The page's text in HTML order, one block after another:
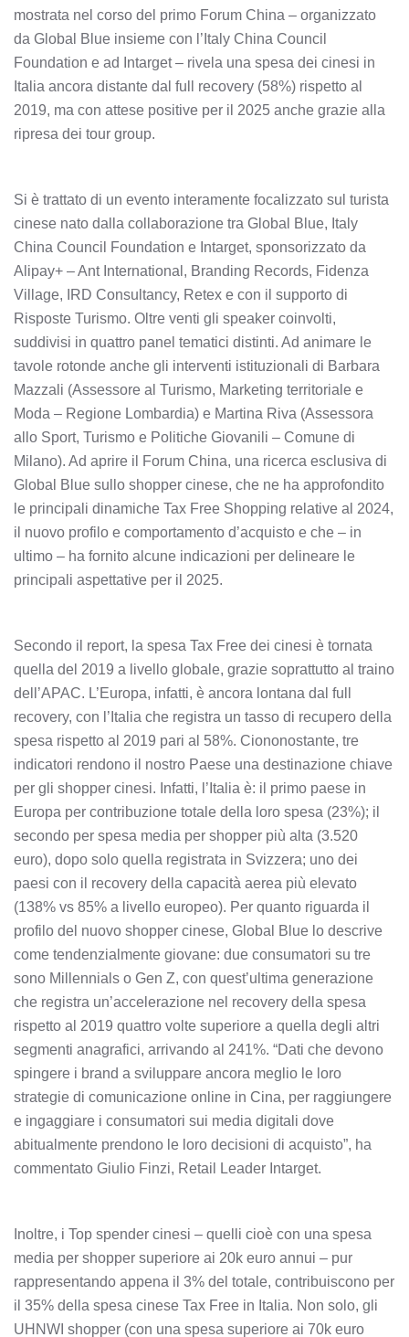
mostrata nel corso del primo Forum China – organizzato
da Global Blue insieme con l’Italy China Council
Foundation e ad Intarget – rivela una spesa dei cinesi in
Italia ancora distante dal full recovery (58%) rispetto al
2019, ma con attese positive per il 2025 anche grazie alla
ripresa dei tour group.
Si è trattato di un evento interamente focalizzato sul turista
cinese nato dalla collaborazione tra Global Blue, Italy
China Council Foundation e Intarget, sponsorizzato da
Alipay+ – Ant International, Branding Records, Fidenza
Village, IRD Consultancy, Retex e con il supporto di
Risposte Turismo. Oltre venti gli speaker coinvolti,
suddivisi in quattro panel tematici distinti. Ad animare le
tavole rotonde anche gli interventi istituzionali di Barbara
Mazzali (Assessore al Turismo, Marketing territoriale e
Moda – Regione Lombardia) e Martina Riva (Assessora
allo Sport, Turismo e Politiche Giovanili – Comune di
Milano). Ad aprire il Forum China, una ricerca esclusiva di
Global Blue sullo shopper cinese, che ne ha approfondito
le principali dinamiche Tax Free Shopping relative al 2024,
il nuovo profilo e comportamento d’acquisto e che – in
ultimo – ha fornito alcune indicazioni per delineare le
principali aspettative per il 2025.
Secondo il report, la spesa Tax Free dei cinesi è tornata
quella del 2019 a livello globale, grazie soprattutto al traino
dell’APAC. L’Europa, infatti, è ancora lontana dal full
recovery, con l’Italia che registra un tasso di recupero della
spesa rispetto al 2019 pari al 58%. Ciononostante, tre
indicatori rendono il nostro Paese una destinazione chiave
per gli shopper cinesi. Infatti, l’Italia è: il primo paese in
Europa per contribuzione totale della loro spesa (23%); il
secondo per spesa media per shopper più alta (3.520
euro), dopo solo quella registrata in Svizzera; uno dei
paesi con il recovery della capacità aerea più elevato
(138% vs 85% a livello europeo). Per quanto riguarda il
profilo del nuovo shopper cinese, Global Blue lo descrive
come tendenzialmente giovane: due consumatori su tre
sono Millennials o Gen Z, con quest’ultima generazione
che registra un’accelerazione nel recovery della spesa
rispetto al 2019 quattro volte superiore a quella degli altri
segmenti anagrafici, arrivando al 241%. “Dati che devono
spingere i brand a sviluppare ancora meglio le loro
strategie di comunicazione online in Cina, per raggiungere
e ingaggiare i consumatori sui media digitali dove
abitualmente prendono le loro decisioni di acquisto”, ha
commentato Giulio Finzi, Retail Leader Intarget.
Inoltre, i Top spender cinesi – quelli cioè con una spesa
media per shopper superiore ai 20k euro annui – pur
rappresentando appena il 3% del totale, contribuiscono per
il 35% della spesa cinese Tax Free in Italia. Non solo, gli
UHNWI shopper (con una spesa superiore ai 70k euro